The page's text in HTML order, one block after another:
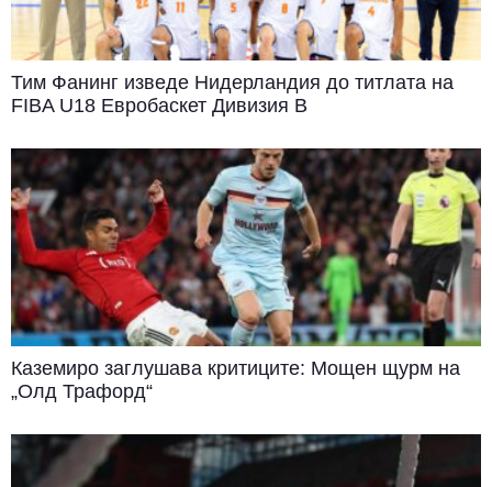
Тим Фанинг изведе Нидерландия до титлата на
FIBA U18 Евробаскет Дивизия B
Каземиро заглушава критиците: Мощен щурм на
„Олд Трафорд“